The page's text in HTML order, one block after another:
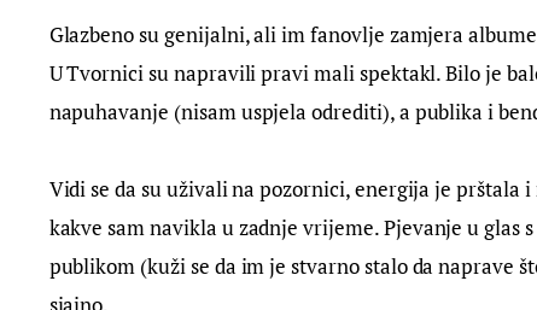
Glazbeno su genijalni, ali im fanovlje zamjera
U Tvornici su napravili pravi mali spektakl. Bilo je
napuhavanje (nisam uspjela odrediti), a publika i
Vidi se da su uživali na pozornici, energija je prštala
kakve sam navikla u zadnje vrijeme. Pjevanje u glas
publikom (kuži se da im je stvarno stalo da naprave